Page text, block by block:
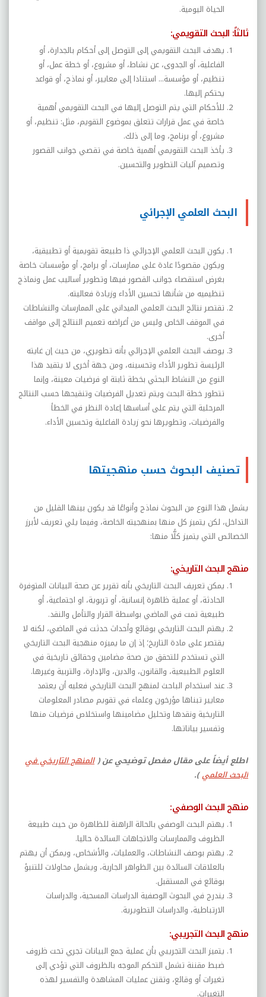
الحياة اليومية.
ثالثاً: البحث التقويمي:
يهدف البحث التقويمي إلى التوصل إلى أحكام بالجدارة، أو
الفاعلية، أو الجدوى، عن نشاط، أو مشروع، أو خطة عمل، أو
تنظيم، أو مؤسسة... استنادا إلى معايير، أو نماذج، أو قواعد
يحتكم إليها.
للأحكام التي يتم التوصل إليها في البحث التقويمي أهمية
خاصة في عمل قرارات تتعلق بموضوع التقويم، مثل: تنظيم، أو
مشروع، أو برنامج، وما إلى ذلك.
يأخذ البحث التقويمي أهمية خاصة في تقصي جوانب القصور
وتصميم آليات التطوير والتحسين.
البحث العلمي الإجرائي
يكون البحث العلمي الإجرائي ذا طبيعة تقويمية أو تطبيقية،
ويكون مقصودًا عادة على ممارسات، أو برامج، أو مؤسسات خاصة
بغرض استقصاء جوانب القصور فيها وتطوير أساليب عمل ونماذج
تنظيميه من شأنها تحسين الأداء وزيادة فعاليته.
تقتصر نتائج البحث العلمي الميداني على الممارسات والنشاطات
في الموقف الخاص وليس من أغراضه تعميم النتائج إلى مواقف
أخرى.
يوصف البحث العلمي الإجرائي بأنه تطويري، من حيث إن غايته
الرئيسة تطوير الأداء وتحسينه، ومن جهة أخرى لا يتقيد هذا
النوع من النشاط البحثي بخطة ثابتة او فرضيات معينة، وإنما
تتطور خطة البحث ويتم تعديل الفرضيات وتنقيحها حسب النتائج
المرحلية التي يتم على أساسها إعادة النظر في الخطأ
والفرضيات، وتطويرها نحو زيادة الفاعلية وتحسين الأداء.
تصنيف البحوث حسب منهجيتها
يشمل هذا النوع من البحوث نماذج وأنواعًا قد يكون بينها القليل من
التداخل، لكن يتميز كل منها بمنهجيته الخاصة، وفيما يلي تعريف لأبرز
الخصائص التي يتميز كلًّا منها:
منهج البحث التاريخي:
يمكن تعريف البحث التاريخي بأنه تقرير عن صحة البيانات المتوفرة
الحادثة، أو عملية ظاهرة إنسانية، أو تربوية، او اجتماعية، أو
طبيعية تمت في الماضي بواسطة القرار والتأمل والنقد.
يهتم البحث التاريخي بوقائع وأحداث حدثت في الماضي، لكنه لا
يقتصر على مادة التاريخ؛ إذ إن ما يميزه منهجية البحث التاريخي
التي تستخدم للتحقق من صحة مضامين وحقائق تاريخية في
العلوم الطبيعية، والقانون، والدين، والإدارة، والتربية وغيرها.
عند استخدام الباحث لمنهج البحث التاريخي فعليه أن يعتمد
معايير تبناها مؤرخون وعلماء في تقويم مصادر المعلومات
التاريخية ونقدها وتحليل مضامينها واستخلاص فرضيات منها
وتفسير بياناتها.
اطلع أيضاً على مقال مفصل توضيحي عن ( المنهج التاريخي في
البحث العلمي ).
منهج البحث الوصفي:
يهتم البحث الوصفي بالحالة الراهنة للظاهرة من حيث طبيعة
الظروف والممارسات والاتجاهات السائدة حاليا.
يهتم بوصف النشاطات، والعمليات، والأشخاص، ويمكن أن يهتم
بالعلاقات السائدة بين الظواهر الجارية، ويشمل محاولات للتنبؤ
بوقائع في المستقبل.
يندرج في البحوث الوصفية الدراسات المسحية، والدراسات
الارتباطية، والدراسات التطويرية.
منهج البحث التجريبي:
يتميز البحث التجريبي بأن عملية جمع البيانات تجري تحت ظروف
ضبط مقننة تشمل التحكم الموجه بالظروف التي تؤدي إلى
تغيرات أو وقائع، وتقنن عمليات المشاهدة والتفسير لهذه
التغيرات.